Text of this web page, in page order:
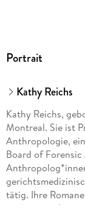
GTIN
Portrait
Kathy Reichs
Kathy Reichs,
Montreal. Sie ist
Anthropologie,
Board of
tätig. Ihre
internationalen